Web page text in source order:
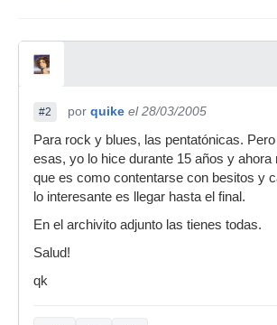
#2 por quike el 28/03/2005
Para rock y blues, las pentatónicas.
esas, yo lo hice durante 15 años y ahora
que es como contentarse con besitos y
lo interesante es llegar hasta el final.
En el archivito adjunto las tienes todas.
Salud!
qk